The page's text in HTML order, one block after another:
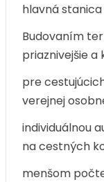
hlavná stanica
Budovaním
priaznivejšie a
pre
verejnej
individuálnou
na cestných
menšom